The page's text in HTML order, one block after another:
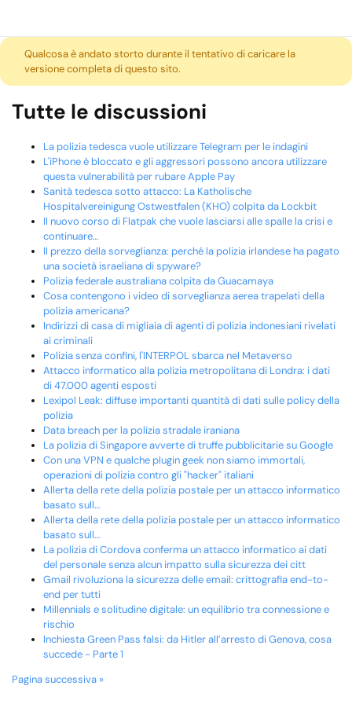
Qualcosa è andato storto durante il tentativo di caricare la
versione completa di questo sito.
Tutte le discussioni
La polizia tedesca vuole utilizzare Telegram per le indagini
L'iPhone è bloccato e gli aggressori possono ancora utilizzare
questa vulnerabilità per rubare Apple Pay
Sanità tedesca sotto attacco: La Katholische
Hospitalvereinigung Ostwestfalen (KHO) colpita da Lockbit
Il nuovo corso di Flatpak che vuole lasciarsi alle spalle la crisi e
continuare…
Il prezzo della sorveglianza: perché la polizia irlandese ha pagato
una società israeliana di spyware?
Polizia federale australiana colpita da Guacamaya
Cosa contengono i video di sorveglianza aerea trapelati della
polizia americana?
Indirizzi di casa di migliaia di agenti di polizia indonesiani rivelati
ai criminali
Polizia senza confini, l'INTERPOL sbarca nel Metaverso
Attacco informatico alla polizia metropolitana di Londra: i dati
di 47.000 agenti esposti
Lexipol Leak: diffuse importanti quantità di dati sulle policy della
polizia
Data breach per la polizia stradale iraniana
La polizia di Singapore avverte di truffe pubblicitarie su Google
Con una VPN e qualche plugin geek non siamo immortali,
operazioni di polizia contro gli "hacker" italiani
Allerta della rete della polizia postale per un attacco informatico
basato sull…
Allerta della rete della polizia postale per un attacco informatico
basato sull…
La polizia di Cordova conferma un attacco informatico ai dati
del personale senza alcun impatto sulla sicurezza dei citt
Gmail rivoluziona la sicurezza delle email: crittografia end-to-
end per tutti
Millennials e solitudine digitale: un equilibrio tra connessione e
rischio
Inchiesta Green Pass falsi: da Hitler all’arresto di Genova, cosa
succede - Parte 1
Pagina successiva »